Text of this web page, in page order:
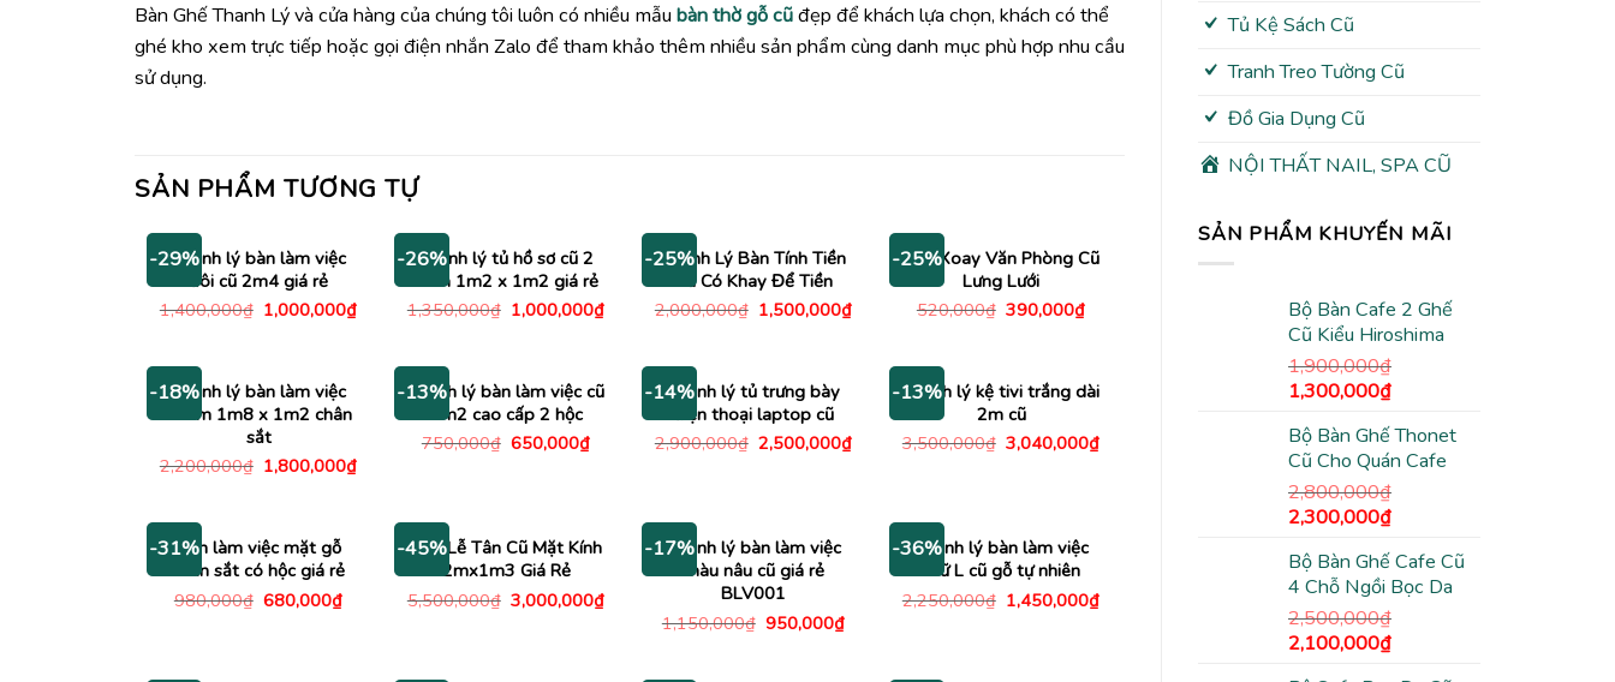
Tủ Kệ Sách Cũ
Tranh Treo Tường Cũ
Đồ Gia Dụng Cũ
NỘI THẤT NAIL, SPA CŨ
SẢN PHẨM KHUYẾN MÃI
Bộ Bàn Cafe 2 Ghế
Cũ Kiểu Hiroshima
1,900,000₫
Giá
là:
1,900,000₫.
1,300,000₫Giá
tại
là:
1,300,000₫.
Bộ Bàn Ghế Thonet
Cũ Cho Quán Cafe
2,800,000₫
Giá
là:
2,800,000₫.
2,300,000₫Giá
tại
là:
2,300,000₫.
Bộ Bàn Ghế Cafe Cũ
4 Chỗ Ngồi Bọc Da
2,500,000₫
Giá
2,100,000₫Giá
Bàn Ghế Thanh Lý và cửa hàng của chúng tôi luôn có nhiều mẫu bàn thờ gỗ cũđẹp để khách lựa chọn, khách có thể
ghé kho xem trực tiếp hoặc gọi điện nhắn Zalo để tham khảo thêm nhiều sản phẩm cùng danh mục phù hợp nhu cầu
sử dụng.
SẢN PHẨM TƯƠNG TỰ
-29%
Thanh lý bàn làm việc
đôi cũ 2m4 giá rẻ
1,400,000₫ Giá
gốc
1,000,000₫Giá
1,000,000₫.
-26%
Thanh lý tủ hồ sơ cũ 2
cánh 1m2 x 1m2 giá rẻ
1,350,000₫ Giá
gốc
1,000,000₫Giá
1,000,000₫.
-25%
Thanh Lý Bàn Tính Tiền
Cũ Có Khay Để Tiền
2,000,000₫ Giá
gốc
1,500,000₫Giá
1,500,000₫.
-25%
Ghế Xoay Văn Phòng Cũ
Lưng Lưới
520,000₫ Giá
390,000₫Giá
-18%
Thanh lý bàn làm việc
nhóm 1m8 x 1m2 chân
sắt
2,200,000₫ Giá
gốc
1,800,000₫Giá
1,800,000₫.
-13%
Thanh lý bàn làm việc cũ
1m2 cao cấp 2 hộc
750,000₫ Giá
650,000₫Giá
-14%
Thanh lý tủ trưng bày
điện thoại laptop cũ
2,900,000₫ Giá
gốc
2,500,000₫Giá
-13%
Thanh lý kệ tivi trắng dài
2m cũ
3,500,000₫ Giá
gốc
3,040,000₫Giá
-31%Bàn làm việc mặt gỗ
chân sắt có hộc giá rẻ
980,000₫ Giá
680,000₫Giá
-45%
Bàn Lễ Tân Cũ Mặt Kính
2mx1m3 Giá Rẻ
5,500,000₫ Giá
gốc
3,000,000₫Giá
-17%
Thanh lý bàn làm việc
màu nâu cũ giá rẻ
BLV001
1,150,000₫ Giá
950,000₫Giá
-36%
Thanh lý bàn làm việc
chữ L cũ gỗ tự nhiên
2,250,000₫ Giá
gốc
1,450,000₫Giá